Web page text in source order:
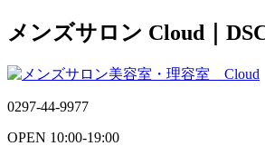
メンズサロン Cloud｜
0297-44-9977
OPEN 10:00-19:00